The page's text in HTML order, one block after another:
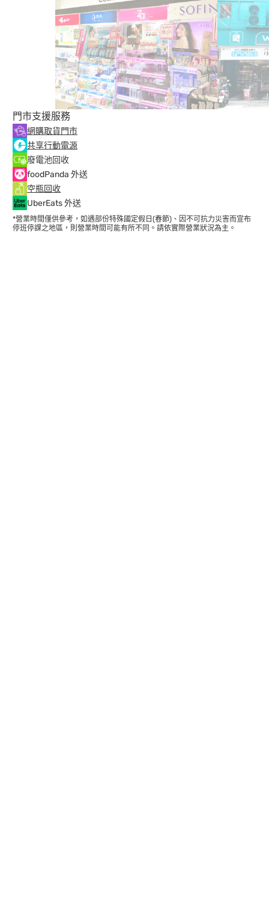
門市支援服務
網購取貨門市
共享行動電源
廢電池回收
foodPanda 外送
空瓶回收
UberEats 外送
*營業時間僅供參考，如遇部份特殊國定假日(春節)、因不可抗力災害而宣布
停班停課之地區，則營業時間可能有所不同。請依實際營業狀況為主。